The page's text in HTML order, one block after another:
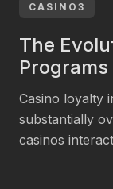
casinos have
experiences.
[…]
CASINO3
The
Programs
Casino loyalty
substantially
casinos